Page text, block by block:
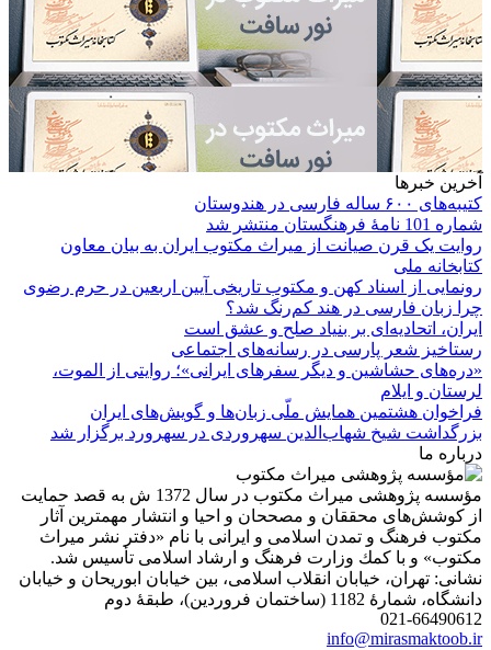
آخرین خبرها
کتیبه‌های ۶۰۰ ساله فارسی در هندوستان
شماره 101 نامۀ فرهنگستان منتشر شد
روایت یک قرن صیانت از میراث مکتوب ایران به بیان معاون
کتابخانه ملی
رونمایی از اسناد کهن و مکتوب تاریخی آیین اربعین در حرم رضوی
چرا زبان فارسی در هند کم‌رنگ شد؟
ایران، اتحادیه‌ای بر بنیاد صلح و عشق است
رستاخیز شعر پارسی در رسانه‌های اجتماعی
«دره‌های حشاشین و دیگر سفرهای ایرانی»؛ روایتی از الموت،
لرستان و ایلام
فراخوان هشتمین همایش ملّی زبان‌ها و گویش‌های ایران
بزرگداشت شیخ شهاب‌الدین سهروردی در سهرورد برگزار شد
درباره ما
مؤسسه پژوهشی میراث مكتوب در سال 1372 ش به قصد حمایت
از كوشش‌های محققان و مصححان و احیا و انتشار مهمترین آثار
مكتوب فرهنگ و تمدن اسلامی و ایرانی با نام «دفتر نشر میراث
مكتوب» و با كمك وزارت فرهنگ و ارشاد اسلامی تأسیس شد.
نشانی: تهران، خیابان انقلاب اسلامی، بین خیابان ابوریحان و خیابان
دانشگاه، شمارۀ 1182 (ساختمان فروردین)، طبقۀ دوم
021-66490612
info@mirasmaktoob.ir